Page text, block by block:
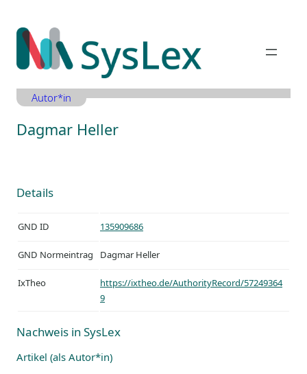
Inhalt
springen
Autor*in
Dagmar Heller
Details
GND ID 135909686
GND Normeintrag Dagmar Heller
IxTheo
https://ixtheo.de/AuthorityRecord/57249364
9
Nachweis in SysLex
Artikel (als Autor*in)